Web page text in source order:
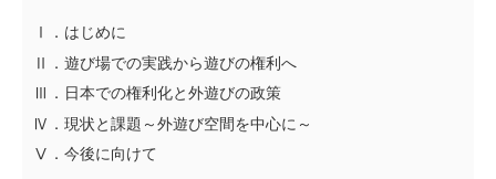
Ⅰ．はじめに
Ⅱ．遊び場での実践から遊びの権利へ
Ⅲ．日本での権利化と外遊びの政策
Ⅳ．現状と課題～外遊び空間を中心に～
Ⅴ．今後に向けて